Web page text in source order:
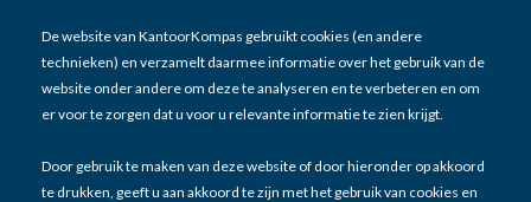
De website van KantoorKompas gebruikt cookies (en andere
technieken) en verzamelt daarmee informatie over het gebruik van de
website onder andere om deze te analyseren en te verbeteren en om
er voor te zorgen dat u voor u relevante informatie te zien krijgt.
Door gebruik te maken van deze website of door hieronder op akkoord
te drukken, geeft u aan akkoord te zijn met het gebruik van cookies en